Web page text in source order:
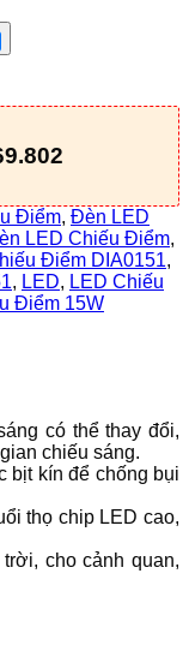
Điểm, Đèn LED
LED Chiếu Điểm,
Điểm DIA0151,
, LED, LED Chiếu
Điểm 15W
có thể thay đổi,
chiếu sáng.
bịt kín để chống bụi
thọ chip LED cao,
cho cảnh quan,